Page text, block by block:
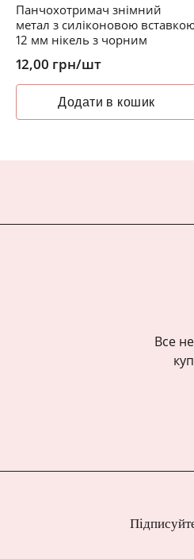
Панчохотримач знімний
метал з силіконовою
12 мм нікель з чорним
12,00 грн/шт
Додати в кошик
Все